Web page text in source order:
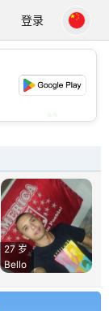
登录
27 岁
Bello